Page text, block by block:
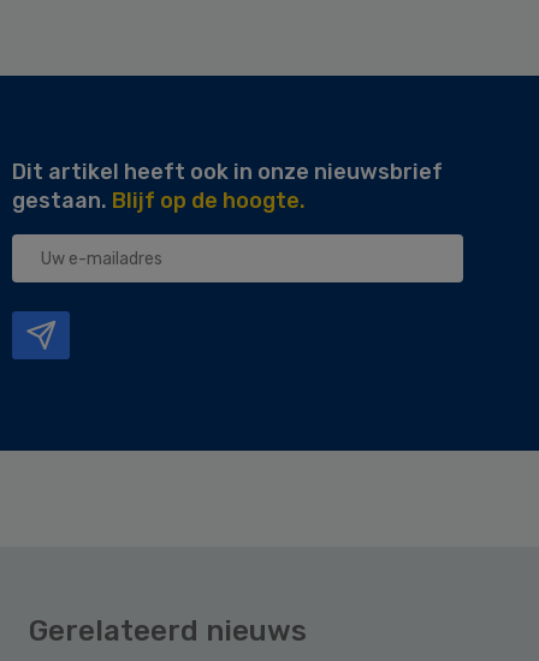
Dit artikel heeft ook in onze nieuwsbrief
gestaan. Blijf op de hoogte.
Uw
Gerelateerd nieuws